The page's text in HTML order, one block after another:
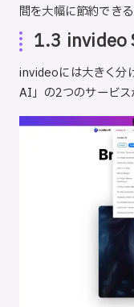
間を大幅に節約でき
1.3 invideo
invideoには大きく分
AI」の2つのサービス